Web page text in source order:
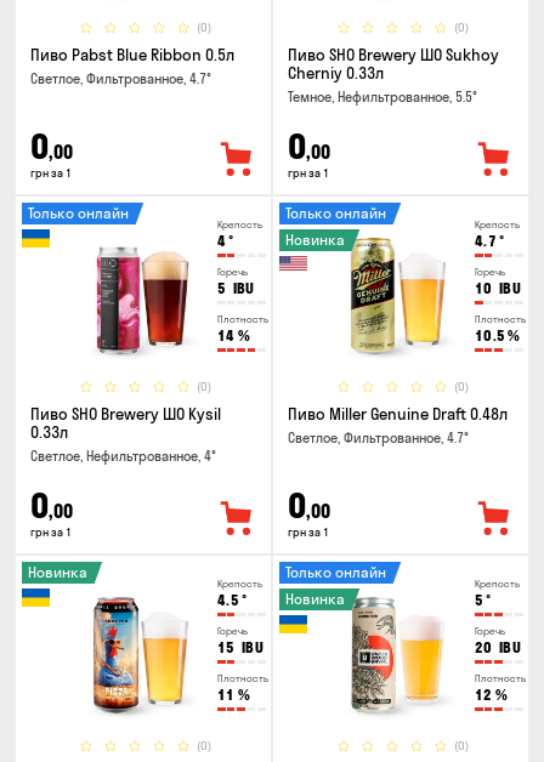
(0)
Пиво Pabst Blue Ribbon 0.5л
Светлое, Фильтрованное, 4.7°
0,00
грн за 1
(0)
Пиво SHO Brewery ШО Sukhoy
Cherniy 0.33л
Темное, Нефильтрованное, 5.5°
0,00
грн за 1
Крепость
4°
Горечь
5 IBU
Плотность
14 %
(0)
Только онлайн
Пиво SHO Brewery ШО Kysil
0.33л
Светлое, Нефильтрованное, 4°
0,00
грн за 1
Крепость
4.7 °
Горечь
10 IBU
Плотность
10.5 %
(0)
Только онлайн
Новинка
Пиво Miller Genuine Draft 0.48л
Светлое, Фильтрованное, 4.7°
0,00
грн за 1
Крепость
4.5 °
Горечь
15 IBU
Плотность
11 %
(0)
Новинка
Крепость
5 °
Горечь
20 IBU
Плотность
12 %
(0)
Только онлайн
Новинка